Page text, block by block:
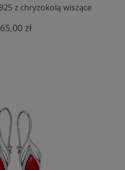
z chryzokolą wiszące
zł